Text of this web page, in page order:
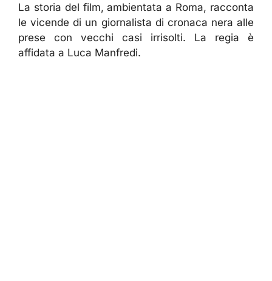
La storia del film, ambientata a Roma, racconta
le vicende di un giornalista di cronaca nera alle
prese con vecchi casi irrisolti. La regia è
affidata a Luca Manfredi.